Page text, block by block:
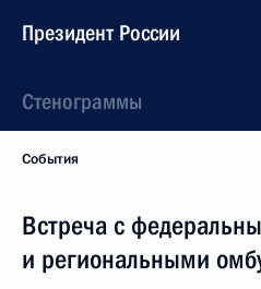
Президент России
Стенограммы
События
Встреча с
и региональными